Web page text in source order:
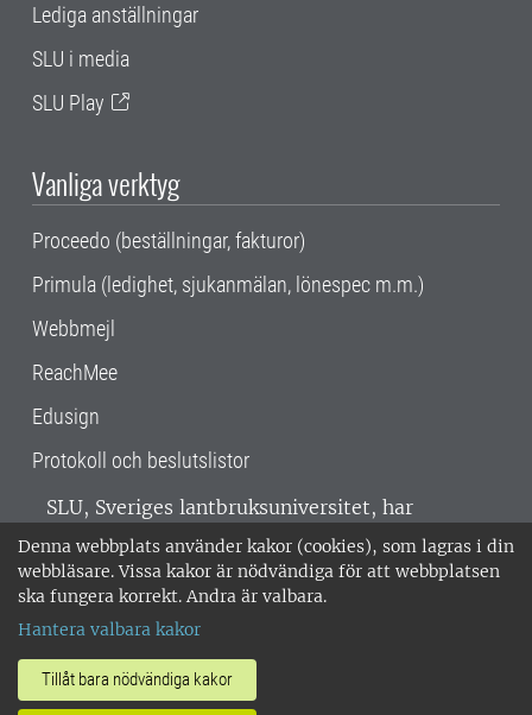
Denna webbplats använder kakor (cookies), som lagras i din
webbläsare. Vissa kakor är nödvändiga för att webbplatsen
ska fungera korrekt. Andra är valbara.
Hantera valbara kakor
Tillåt bara nödvändiga kakor
Lediga anställningar
SLU i media
SLU Play
Vanliga verktyg
Proceedo (beställningar, fakturor)
Primula (ledighet, sjukanmälan, lönespec m.m.)
Webbmejl
ReachMee
Edusign
Protokoll och beslutslistor
SLU, Sveriges lantbruksuniversitet, har
verksamhet över hela Sverige. Huvudorter är
Alnarp, Uppsala och Umeå.SLU är
miljöcertifierat enligt ISO 14001. •
018-67 10 00 • Org nr: 202100-2817 •
Om SLU:s webbplatser
•Hantera kakor•Behandling av